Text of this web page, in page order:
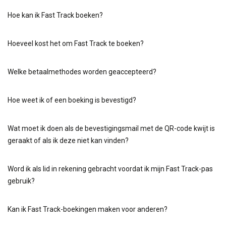
Hoe kan ik Fast Track boeken?
Hoeveel kost het om Fast Track te boeken?
Welke betaalmethodes worden geaccepteerd?
Hoe weet ik of een boeking is bevestigd?
Wat moet ik doen als de bevestigingsmail met de QR-code kwijt is
geraakt of als ik deze niet kan vinden?
Word ik als lid in rekening gebracht voordat ik mijn Fast Track-pas
gebruik?
Kan ik Fast Track-boekingen maken voor anderen?